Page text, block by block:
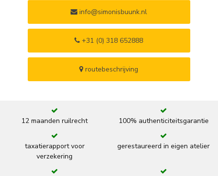
info@simonisbuunk.nl
+31 (0) 318 652888
routebeschrijving
12 maanden ruilrecht 100% authenticiteitsgarantie
taxatierapport voor
verzekering
gerestaureerd in eigen atelier